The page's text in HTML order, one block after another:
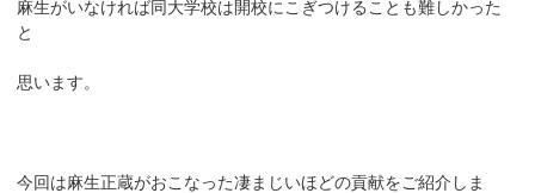
麻生がいなければ同大学校は開校にこぎつけることも難しかった
と
思います。
今回は麻生正蔵がおこなった凄まじいほどの貢献をご紹介しま